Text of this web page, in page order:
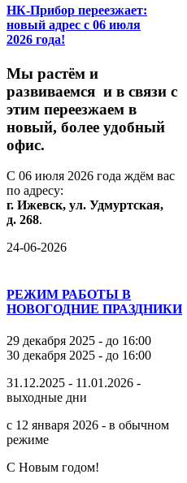
НК-Прибор переезжает:
новый адрес с 06 июля
2026 года!
Мы растём и
развиваемся и в связи с
этим переезжаем в
новый, более удобный
офис.
С 06 июля 2026 года ждём вас
по адресу:
г. Ижевск, ул. Удмуртская,
д. 268.
24-06-2026
РЕЖИМ РАБОТЫ В
НОВОГОДНИЕ ПРАЗДНИКИ
29 декабря 2025 - до 16:00
30 декабря 2025 - до 16:00
31.12.2025 - 11.01.2026 -
выходные дни
с 12 января 2026 - в обычном
режиме
С Новым годом!